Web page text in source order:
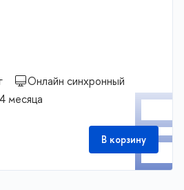
Онлайн синхронный
4 месяца
В корзину